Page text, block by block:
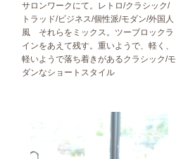
サロンワークにて。レトロ/クラシック/
トラッド/ビジネス/個性派/モダン/外国人
風 それらをミックス。ツーブロックラ
インをあえて残す。重いようで、軽く、
軽いようで落ち着きがあるクラシック/モ
ダンなショートスタイル